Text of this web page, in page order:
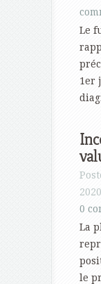
Le
1er
0
La
le